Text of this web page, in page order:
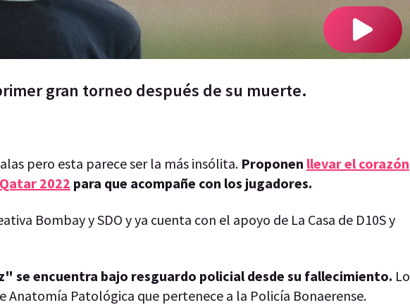
gran torneo después de su muerte.
pero esta parece ser la más insólita. Proponen llevar el corazón
2022 para que acompañe con los jugadores.
Bombay y SDO y ya cuenta con el apoyo de La Casa de D10S y
se encuentra bajo resguardo policial desde su fallecimiento. Lo
Patológica que pertenece a la Policía Bonaerense.